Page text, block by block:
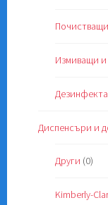
Измиващи
Диспенсъри и
Други (0)
Kimberly-